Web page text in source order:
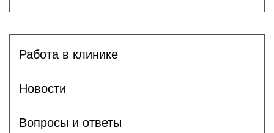
Работа в клинике
Новости
Вопросы и ответы